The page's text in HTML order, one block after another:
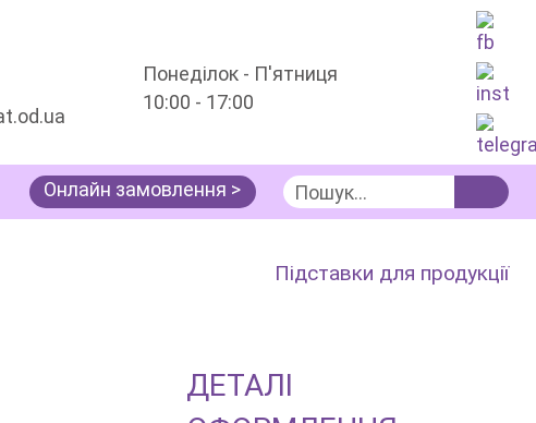
Понеділок - П'ятниця
10:00 - 17:00
Онлайн замовлення >
Підставки для продукції
ДЕТАЛІ